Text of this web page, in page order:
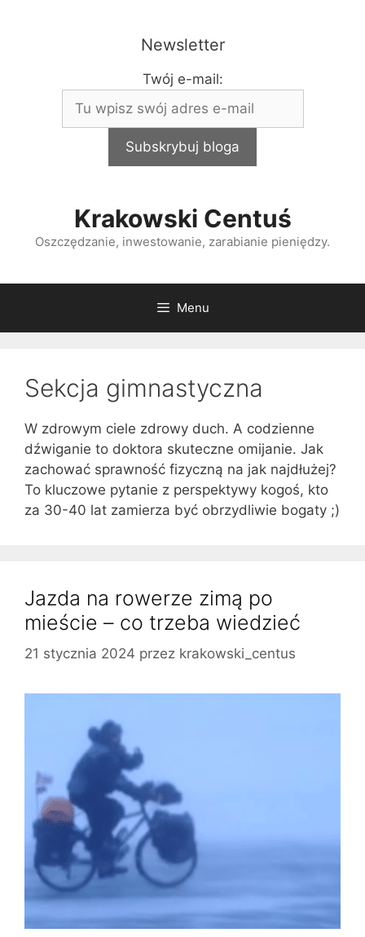
Newsletter
Twój e-mail:
Krakowski Centuś
Oszczędzanie, inwestowanie, zarabianie pieniędzy.
Menu
Sekcja gimnastyczna
W zdrowym ciele zdrowy duch. A codzienne
dźwiganie to doktora skuteczne omijanie. Jak
zachować sprawność fizyczną na jak najdłużej?
To kluczowe pytanie z perspektywy kogoś, kto
za 30-40 lat zamierza być obrzydliwie bogaty ;)
Jazda na rowerze zimą po
mieście – co trzeba wiedzieć
21 stycznia 2024 przez krakowski_centus